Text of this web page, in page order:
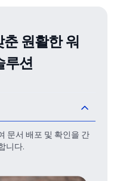
원활한 워
루션
문서 배포 및 확인을 간
니다.